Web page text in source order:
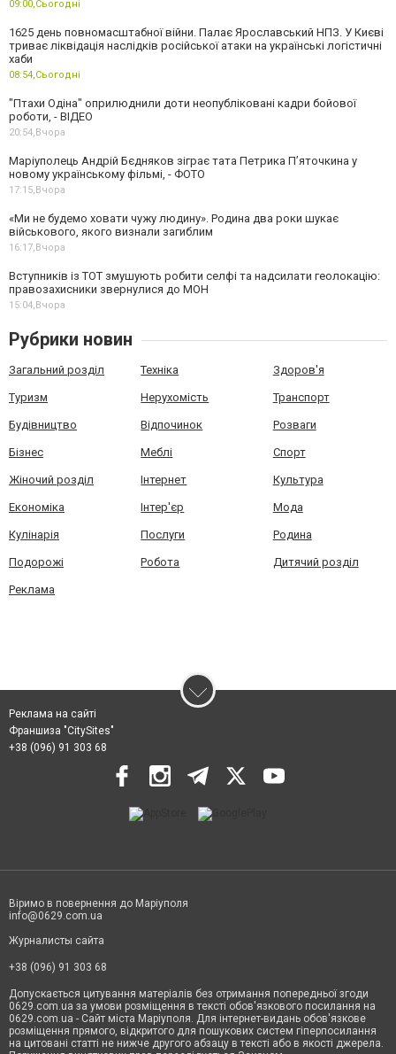
09:00,Сьогодні
1625 день повномасштабної війни. Палає Ярославський НПЗ. У Києві
триває ліквідація наслідків російської атаки на українські логістичні
хаби
08:54,Сьогодні
"Птахи Одіна" оприлюднили доти неопубліковані кадри бойової
роботи, - ВІДЕО
20:54,Вчора
Маріуполець Андрій Бєдняков зіграє тата Петрика П’яточкина у
новому українському фільмі, - ФОТО
17:15,Вчора
«Ми не будемо ховати чужу людину». Родина два роки шукає
військового, якого визнали загиблим
16:17,Вчора
Вступників із ТОТ змушують робити селфі та надсилати геолокацію:
правозахисники звернулися до МОН
15:04,Вчора
Рубрики новин
Загальний розділ Техніка Здоров'я
Туризм Нерухомість Транспорт
Будівництво Відпочинок Розваги
Бізнес Меблі Спорт
Жіночий розділ Інтернет Культура
Економіка Інтер'єр Мода
Кулінарія Послуги Родина
Подорожі Робота Дитячий розділ
Реклама
Реклама на сайті
Франшиза "CitySites"
+38 (096) 91 303 68
Віримо в повернення до Маріуполя
info@0629.com.ua
Журналисты сайта
+38 (096) 91 303 68
Допускається цитування матеріалів без отримання попередньої згоди
0629.com.ua за умови розміщення в тексті обов'язкового посилання на
0629.com.ua - Сайт міста Маріуполя. Для інтернет-видань обов'язкове
розміщення прямого, відкритого для пошукових систем гіперпосилання
на цитовані статті не нижче другого абзацу в тексті або в якості джерела.